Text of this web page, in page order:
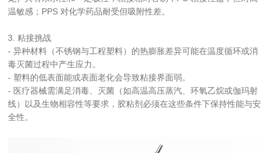
温敏感；PPS 对化学药品耐受但吸附性差。
3. 粘接挑战
- 异种材料（不锈钢与工程塑料）的热膨胀差异可能在温度循环或消
毒灭菌过程中产生应力。
- 塑料的低表面能或表面老化会导致粘接界面弱。
- 医疗器械需满足消毒、灭菌（如高温高压蒸汽、环氧乙烷或伽玛射
线）以及生物相容性等要求，胶粘剂必须在这些条件下保持性能与安
全性。